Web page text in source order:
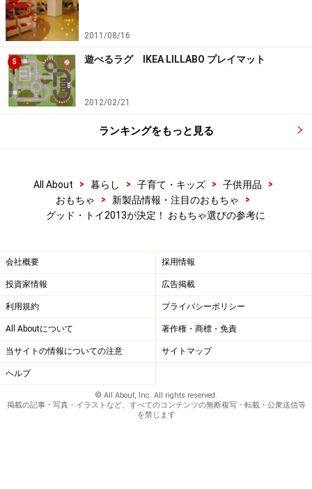
2011/08/16
5 遊べるラグ IKEA LILLABO プレイマット
2012/02/21
ランキングをもっと見る
All About > 暮らし > 子育て・キッズ > 子供用品
>
おもちゃ
> 新製品情報・注目のおもちゃ
>
グッド・トイ2013が決定！ おもちゃ選びの参考に
会社概要 採用情報
投資家情報 広告掲載
利用規約 プライバシーポリシー
All Aboutについて 著作権・商標・免責
当サイトの情報についての注意 サイトマップ
ヘルプ
© All About, Inc. All rights reserved.
掲載の記事・写真・イラストなど、すべてのコンテンツの無断複写・転載・公衆送信等
を禁じます